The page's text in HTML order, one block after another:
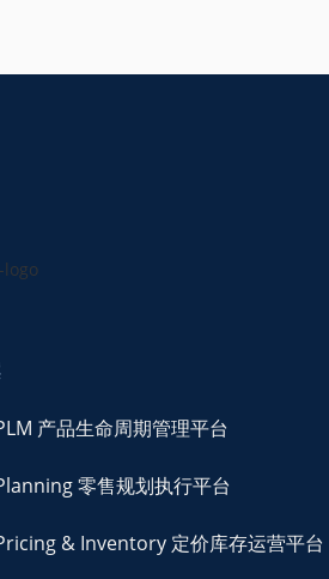
产品生命周期管理平台
零售规划执行平台
& Inventory 定价库存运营平台